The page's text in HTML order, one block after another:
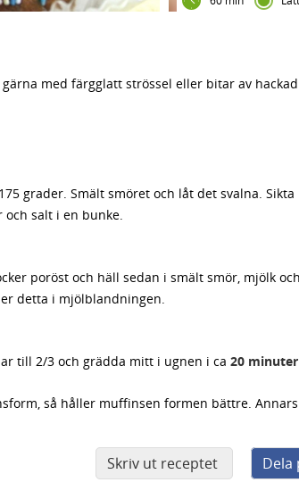
med färgglatt strössel eller bitar av
grader. Smält smöret och låt det svalna.
och salt i en bunke.
poröst och häll sedan i smält smör, mjölk
detta i mjölblandningen.
till 2/3 och grädda mitt i ugnen i ca 20 minuter
så håller muffinsen formen bättre.
Skriv ut receptet Dela